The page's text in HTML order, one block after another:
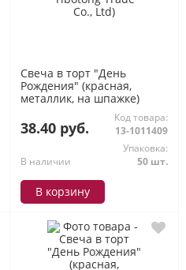
Свеча в торт "День
Рождения" (красная,
металлик, на шпажке)
цифра "5" 114096, (Yiwu
Yibotong Trade Co., Ltd)
38.40 руб.
Код товара:
13-1011409
В наличии
Упаковка:
50 шт.
В корзину